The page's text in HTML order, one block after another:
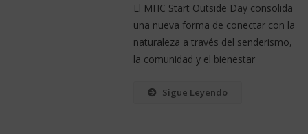
El MHC Start Outside Day consolida
una nueva forma de conectar con la
naturaleza a través del senderismo,
la comunidad y el bienestar
Sigue Leyendo